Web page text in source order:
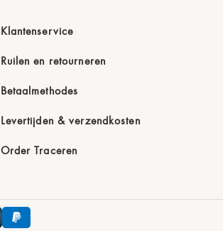
Klantenservice
Ruilen en retourneren
Betaalmethodes
Levertijden & verzendkosten
Order Traceren